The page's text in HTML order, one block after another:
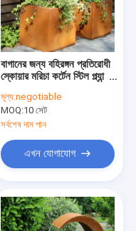
বাগানের জন্য বহিরঙ্গন প্রতিরোধী
স্কোয়ার মরিচা কর্টেন স্টিল প্ল্যান্টার
মূল্য:negotiable
MOQ:10 সেট
সর্বশেষ দাম পান
এখন যোগাযোগ